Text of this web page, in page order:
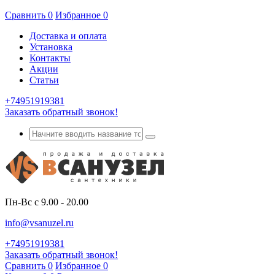
Сравнить 0 Избранное 0
Доставка и оплата
Установка
Контакты
Акции
Статьи
+74951919381
Заказать обратный звонок!
Пн-Вс с 9.00 - 20.00
info@vsanuzel.ru
+74951919381
Заказать обратный звонок!
Сравнить 0 Избранное 0